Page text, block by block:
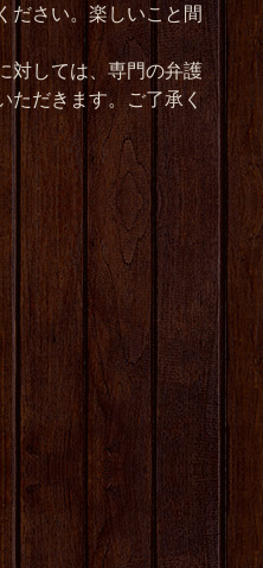
ださい。楽しいこと間
対しては、専門の弁護
ただきます。ご了承く